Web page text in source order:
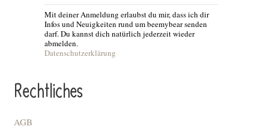
Mit deiner Anmeldung erlaubst du mir, dass ich dir
Infos und Neuigkeiten rund um beemybear senden
darf. Du kannst dich natürlich jederzeit wieder
abmelden.
Datenschutzerklärung
Rechtliches
AGB